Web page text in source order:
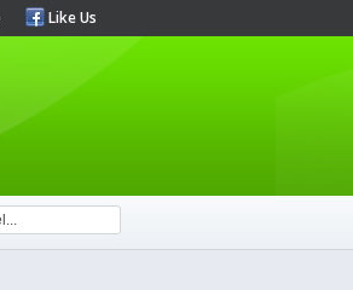
Like Us